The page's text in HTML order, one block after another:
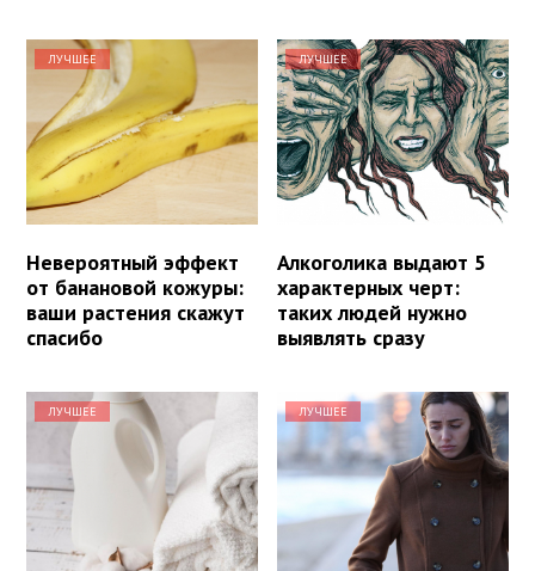
ЛУЧШЕЕ
Невероятный эффект
от банановой кожуры:
ваши растения скажут
спасибо
ЛУЧШЕЕ
Алкоголика выдают 5
характерных черт:
таких людей нужно
выявлять сразу
ЛУЧШЕЕ ЛУЧШЕЕ